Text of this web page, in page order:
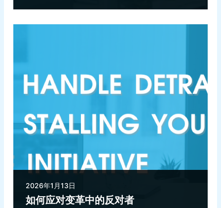
2026年1月13日
如何应对变革中的反对者